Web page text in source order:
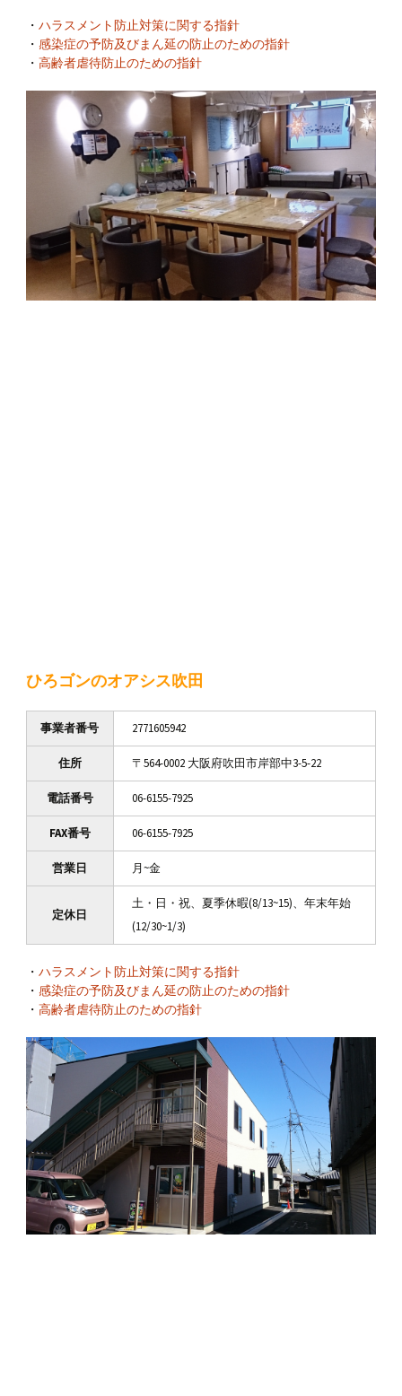
・ ハラスメント防止対策に関する指針
・ 感染症の予防及びまん延の防止のための指針
・ 高齢者虐待防止のための指針
ひろゴンのオアシス吹田
事業者番号 2771605942
住所 〒564-0002 大阪府吹田市岸部中3-5-22
電話番号 06-6155-7925
FAX番号 06-6155-7925
営業日 月~金
定休日
土・日・祝、夏季休暇(8/13~15)、年末年始
(12/30~1/3)
・ ハラスメント防止対策に関する指針
・ 感染症の予防及びまん延の防止のための指針
・ 高齢者虐待防止のための指針